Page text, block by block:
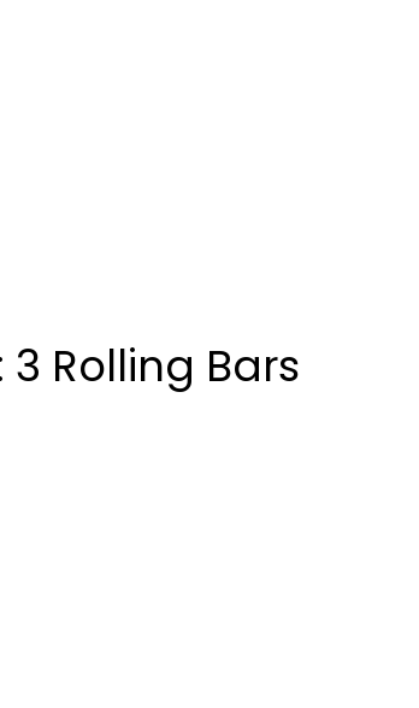
3 Rolling Bars